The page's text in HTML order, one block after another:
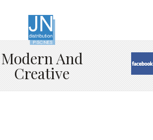
Modern And
Creative